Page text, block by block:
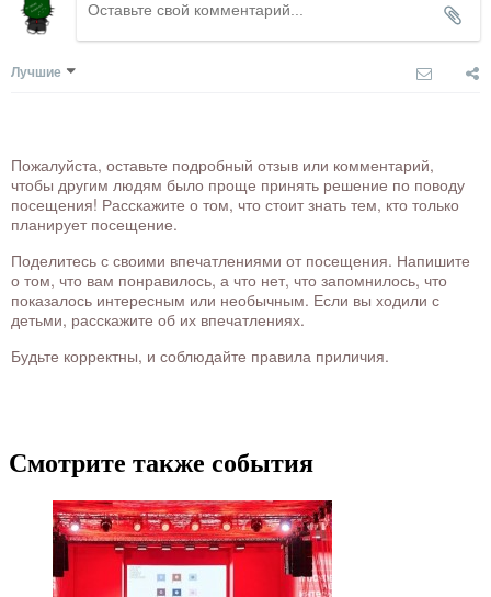
Лучшие
Пожалуйста, оставьте подробный отзыв или комментарий,
чтобы другим людям было проще принять решение по поводу
посещения! Расскажите о том, что стоит знать тем, кто только
планирует посещение.
Поделитесь с своими впечатлениями от посещения. Напишите
о том, что вам понравилось, а что нет, что запомнилось, что
показалось интересным или необычным. Если вы ходили с
детьми, расскажите об их впечатлениях.
Будьте корректны, и соблюдайте правила приличия.
Смотрите также события